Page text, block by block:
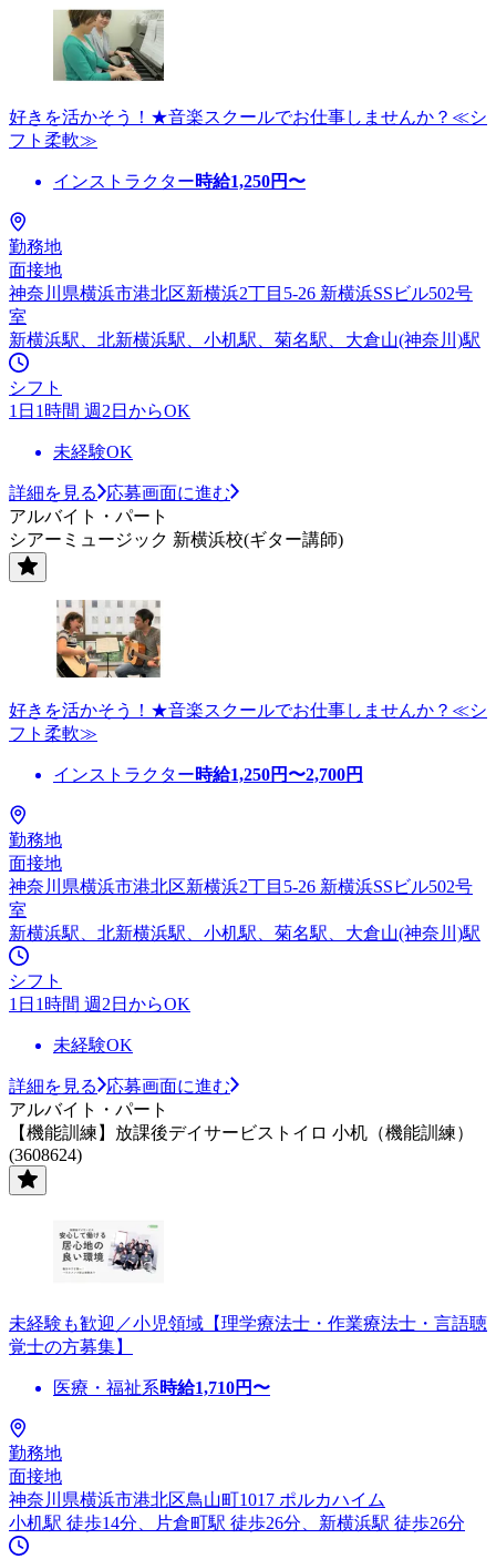
好きを活かそう！★音楽スクールでお仕事しませんか？≪シ
フト柔軟≫
インストラクター時給1,250円〜
勤務地
面接地
神奈川県横浜市港北区新横浜2丁目5-26 新横浜SSビル502号
室
新横浜駅、北新横浜駅、小机駅、菊名駅、大倉山(神奈川)駅
シフト
1日1時間 週2日からOK
未経験OK
詳細を見る
応募画面に進む
アルバイト・パート
シアーミュージック 新横浜校(ギター講師)
好きを活かそう！★音楽スクールでお仕事しませんか？≪シ
フト柔軟≫
インストラクター時給1,250円〜2,700円
勤務地
面接地
神奈川県横浜市港北区新横浜2丁目5-26 新横浜SSビル502号
室
新横浜駅、北新横浜駅、小机駅、菊名駅、大倉山(神奈川)駅
シフト
1日1時間 週2日からOK
未経験OK
詳細を見る
応募画面に進む
アルバイト・パート
【機能訓練】放課後デイサービストイロ 小机（機能訓練）
(3608624)
未経験も歓迎／小児領域【理学療法士・作業療法士・言語聴
覚士の方募集】
医療・福祉系時給1,710円〜
勤務地
面接地
神奈川県横浜市港北区鳥山町1017 ポルカハイム
小机駅 徒歩14分、片倉町駅 徒歩26分、新横浜駅 徒歩26分